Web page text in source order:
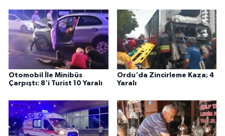
Otomobil İle Minibüs
Çarpıştı: 8'i Turist 10 Yaralı
Ordu'da Zincirleme Kaza; 4
Yaralı